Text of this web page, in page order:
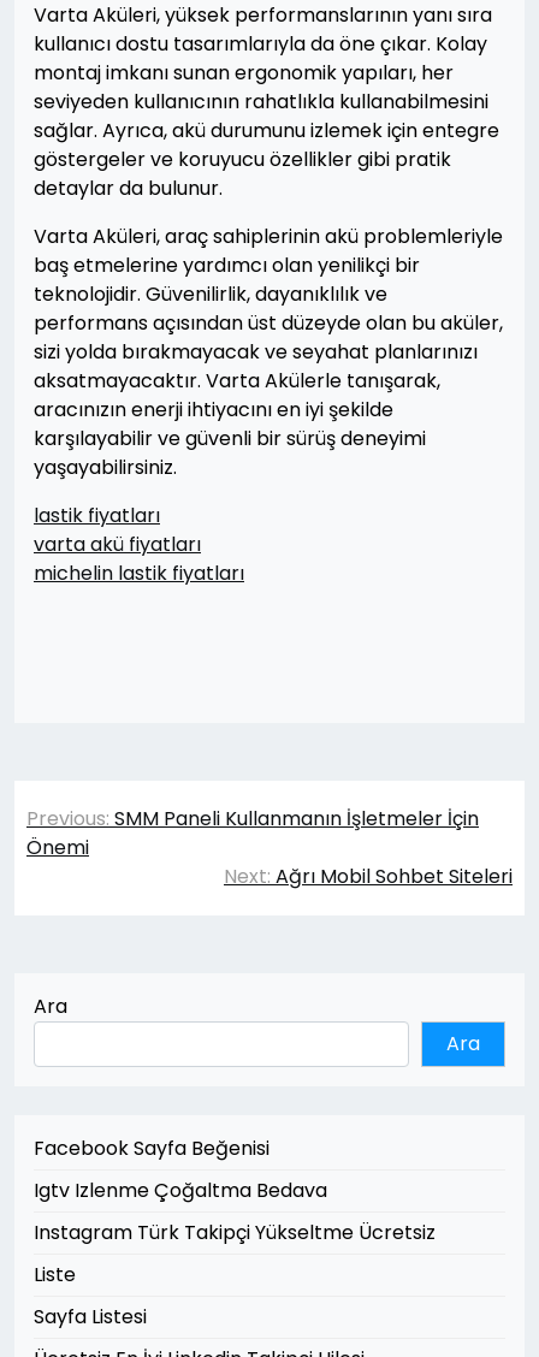
Varta Aküleri, yüksek performanslarının yanı sıra
kullanıcı dostu tasarımlarıyla da öne çıkar. Kolay
montaj imkanı sunan ergonomik yapıları, her
seviyeden kullanıcının rahatlıkla kullanabilmesini
sağlar. Ayrıca, akü durumunu izlemek için entegre
göstergeler ve koruyucu özellikler gibi pratik
detaylar da bulunur.
Varta Aküleri, araç sahiplerinin akü problemleriyle
baş etmelerine yardımcı olan yenilikçi bir
teknolojidir. Güvenilirlik, dayanıklılık ve
performans açısından üst düzeyde olan bu aküler,
sizi yolda bırakmayacak ve seyahat planlarınızı
aksatmayacaktır. Varta Akülerle tanışarak,
aracınızın enerji ihtiyacını en iyi şekilde
karşılayabilir ve güvenli bir sürüş deneyimi
yaşayabilirsiniz.
lastik fiyatları
varta akü fiyatları
michelin lastik fiyatları
Yazı
gezinmesi
Previous: SMM Paneli Kullanmanın İşletmeler İçin
Önemi
Next: Ağrı Mobil Sohbet Siteleri
Ara
Ara
Facebook Sayfa Beğenisi
Igtv Izlenme Çoğaltma Bedava
Instagram Türk Takipçi Yükseltme Ücretsiz
Liste
Sayfa Listesi